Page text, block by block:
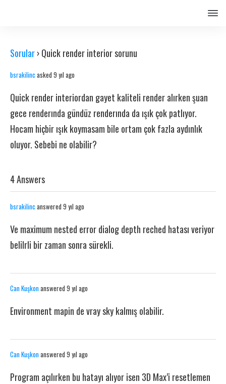
Sorular›Quick render interior sorunu
bsrakilinc asked 9 yıl ago
Quick render interiordan gayet kaliteli render alırken şuan
gece renderında gündüz renderında da ışık çok patlıyor.
Hocam hiçbir ışık koymasam bile ortam çok fazla aydınlık
oluyor. Sebebi ne olabilir?
4 Answers
bsrakilinc answered 9 yıl ago
Ve maximum nested error dialog depth reched hatası veriyor
belilrli bir zaman sonra sürekli.
Can Kuşkonanswered 9 yıl ago
Environment mapin de vray sky kalmış olabilir.
Can Kuşkonanswered 9 yıl ago
Program açılırken bu hatayı alıyor isen 3D Max’i resetlemen